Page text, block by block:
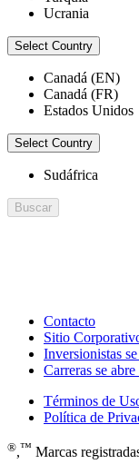
Ucrania
Select Country
Canadá (EN)
Canadá (FR)
Estados Unidos
Select Country
Sudáfrica
Buscar
Contacto
Sitio
Inversionistas
Carreras se
Términos de
Política de
®,™ Marcas